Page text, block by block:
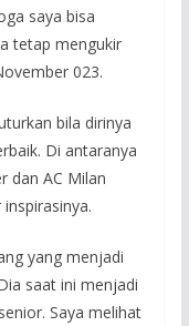
saya bisa
tetap mengukir
023.
bila dirinya
Di antaranya
dan AC Milan
yang menjadi
saat ini menjadi
Saya melihat